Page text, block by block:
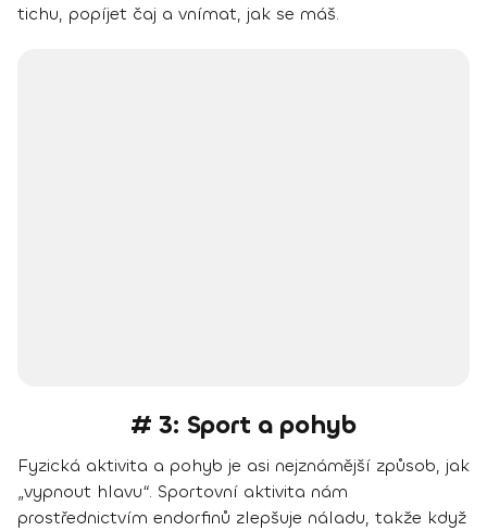
tichu, popíjet čaj a vnímat, jak se máš.
# 3: Sport a pohyb
Fyzická aktivita a pohyb je asi nejznámější způsob, jak
„vypnout hlavu“. Sportovní aktivita nám
prostřednictvím endorfinů zlepšuje náladu, takže když